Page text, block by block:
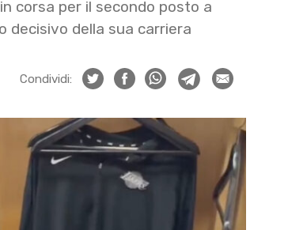
corsa per il secondo posto a
decisivo della sua carriera
Condividi: